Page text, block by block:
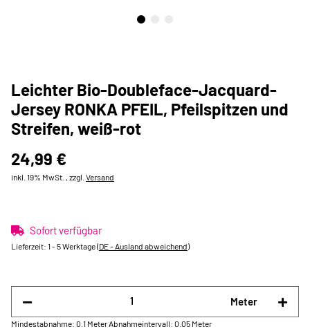
Leichter Bio-Doubleface-Jacquard-
Jersey RONKA PFEIL, Pfeilspitzen und
Streifen, weiß-rot
24,99 €
inkl. 19% MwSt. , zzgl. Versand
Sofort verfügbar
Lieferzeit: 1 - 5 Werktage(DE - Ausland abweichend)
Meter
Mindestabnahme: 0.1 Meter Abnahmeintervall: 0.05 Meter